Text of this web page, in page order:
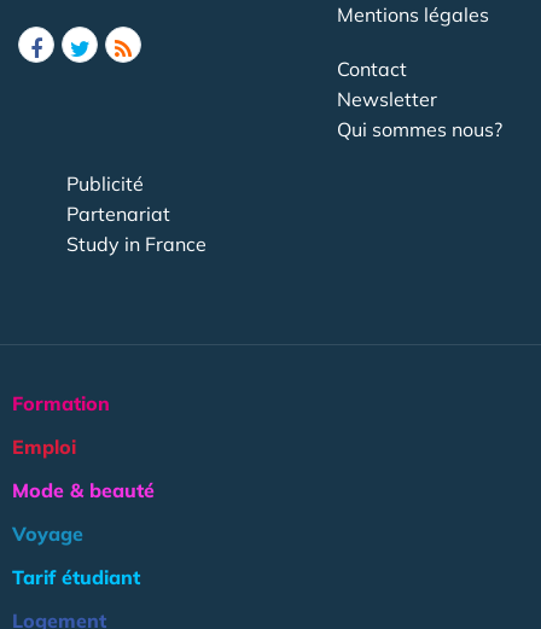
Mentions légales
Contact
Newsletter
Qui sommes nous?
Publicité
Partenariat
Study in France
Formation
Emploi
Mode & beauté
Voyage
Tarif étudiant
Logement